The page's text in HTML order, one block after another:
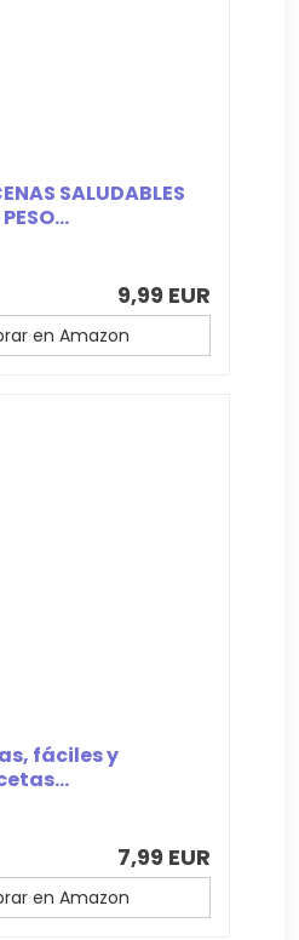
SALUDABLES
9,99 EUR
en Amazon
fáciles y
7,99 EUR
en Amazon